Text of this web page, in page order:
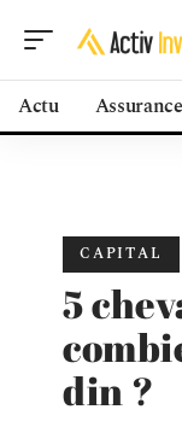
Actu Assurance
CAPITAL
5
din ?